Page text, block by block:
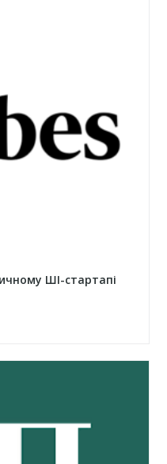
ШІ-стартапі